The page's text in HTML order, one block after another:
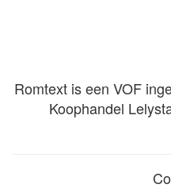
Romtext is een VOF
Koophandel